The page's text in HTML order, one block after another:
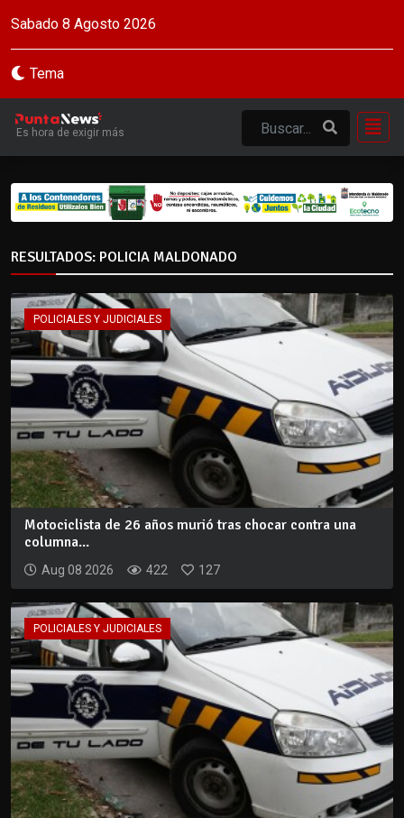
Sabado 8 Agosto 2026
Tema
Es hora de exigir más
RESULTADOS: POLICIA MALDONADO
POLICIALES Y JUDICIALES
Motociclista de 26 años murió tras chocar contra una
columna...
Aug 08 2026 422 127
POLICIALES Y JUDICIALES